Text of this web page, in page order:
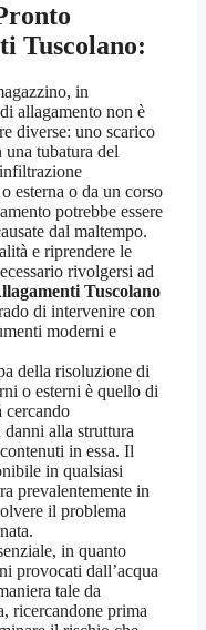
Tuscolano:
in
allagamento non è
diverse: uno scarico
una tubatura del
esterna o da un corso
potrebbe essere
dal maltempo.
e riprendere le
rivolgersi ad
Tuscolano
di intervenire con
moderni e
della risoluzione di
o esterni è quello di
cercando
alla struttura
in essa. Il
in qualsiasi
prevalentemente in
il problema
in quanto
provocati dall’acqua
tale da
ricercandone prima